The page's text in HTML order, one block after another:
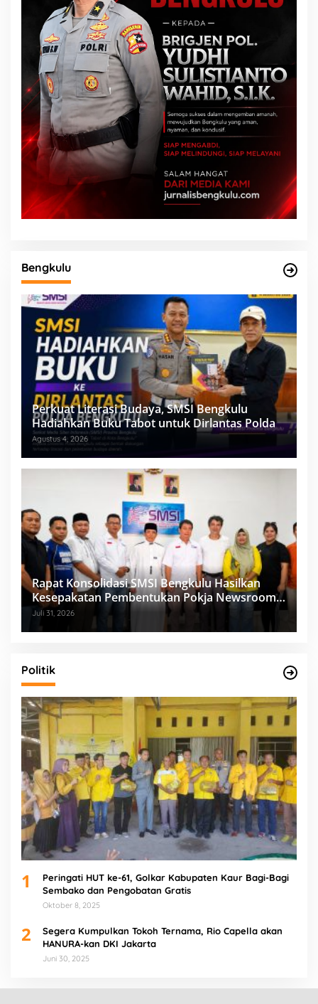
Bengkulu
Perkuat Literasi Budaya, SMSI Bengkulu
Hadiahkan Buku Tabot untuk Dirlantas Polda
Agustus 4, 2026
Rapat Konsolidasi SMSI Bengkulu Hasilkan
Kesepakatan Pembentukan Pokja Newsroom
Kolaboratif
Juli 31, 2026
Politik
1
Peringati HUT ke-61, Golkar Kabupaten Kaur Bagi-Bagi
Sembako dan Pengobatan Gratis
Oktober 8, 2025
2
Segera Kumpulkan Tokoh Ternama, Rio Capella akan
HANURA-kan DKI Jakarta
Juni 30, 2025